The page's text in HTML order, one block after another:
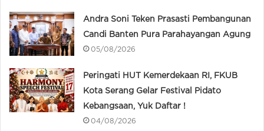
Andra Soni Teken Prasasti Pembangunan
Candi Banten Pura Parahayangan Agung
05/08/2026
Peringati HUT Kemerdekaan RI, FKUB
Kota Serang Gelar Festival Pidato
Kebangsaan, Yuk Daftar !
04/08/2026